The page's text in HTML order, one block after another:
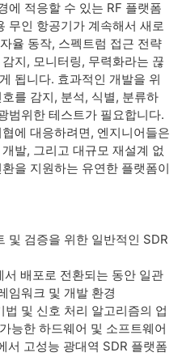
에 적응할 수 있는 RF 플랫폼
무인 항공기가 계속해서 새로
율 동작, 스펙트럼 접근 전략
지, 모니터링, 무력화라는 끊
됩니다. 효과적인 개발을 위
를 감지, 분석, 식별, 분류하
범위한 테스트가 필요합니다.
에 대응하려면, 엔지니어들은
발, 그리고 대규모 재설계 없
을 지원하는 유연한 플랫폼이
및 검증을 위한 일반적인 SDR
배포로 전환되는 동안 일관
임워크 및 개발 환경
및 신호 처리 알고리즘의 업
능한 하드웨어 및 소프트웨어
서 고성능 광대역 SDR 플랫폼